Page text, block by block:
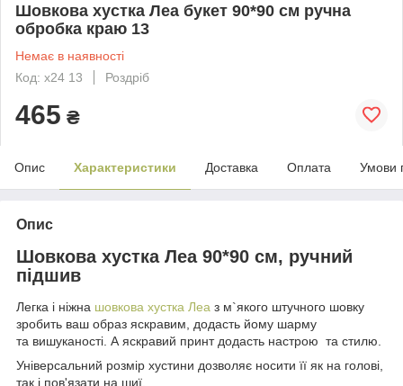
Шовкова хустка Леа букет 90*90 см ручна
обробка краю 13
Немає в наявності
Код: х24 13
Роздріб
465 ₴
Опис Характеристики Доставка Оплата Умови
Опис
Шовкова хустка Леа 90*90 см, ручний
підшив
Легка і ніжна шовкова хустка Леа з м`якого штучного шовку
зробить ваш образ яскравим, додасть йому шарму
та вишуканості. А яскравий принт додасть настрою та стилю.
Універсальний розмір хустини дозволяє носити її як на голові,
так і пов'язати на шиї.